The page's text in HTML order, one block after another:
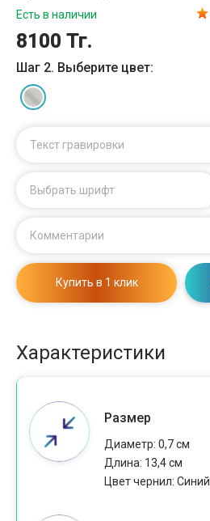
Есть в наличии
8100 Тг.
Шаг 2. Выберите цвет:
Текст гравировки
Выбрать шрифт
Комментарии
Купить в 1 клик
Характеристики
Размер
Диаметр: 0,7 см
Длина: 13,4 см
Цвет чернил: Cиний